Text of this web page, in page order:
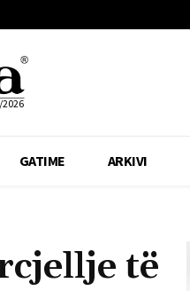
GATIME ARKIVI
të